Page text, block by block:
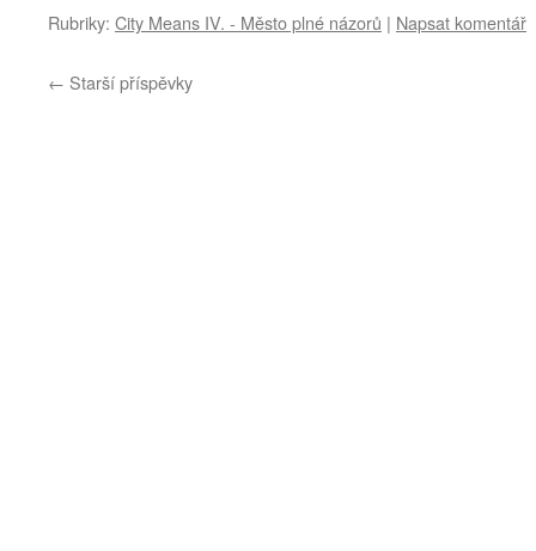
Rubriky: City Means IV. - Město plné názorů | Napsat komentář
← Starší příspěvky